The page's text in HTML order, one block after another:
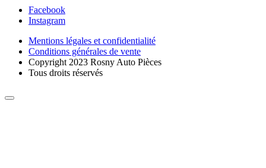
Facebook
Instagram
Mentions légales et confidentialité
Conditions générales de vente
Copyright 2023 Rosny Auto Pièces
Tous droits réservés